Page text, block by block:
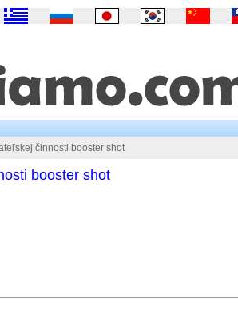
činnosti booster shot
booster shot